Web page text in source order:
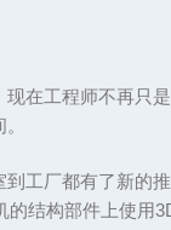
在工程师不再
工厂都有了新的
结构部件上使用